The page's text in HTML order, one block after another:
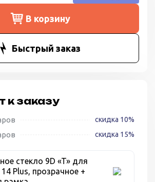
В корзину
Быстрый заказ
к заказу
скидка 10%
скидка 15%
стекло 9D «T» для
14 Plus, прозрачное +